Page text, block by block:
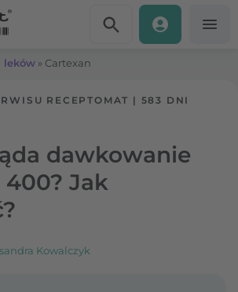
leków » Cartexan
RECEPTOMAT | 583 DNI
dawkowanie
400? Jak
Kowalczyk